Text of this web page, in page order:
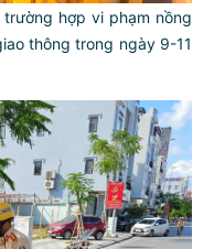
hợp vi phạm nồng
thông trong ngày 9-11